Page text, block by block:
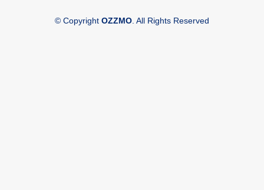
© Copyright OZZMO . All Rights Reserved